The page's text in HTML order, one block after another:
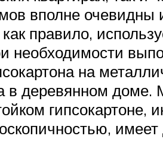
вполне
правило,
необходимости
на
в деревянном